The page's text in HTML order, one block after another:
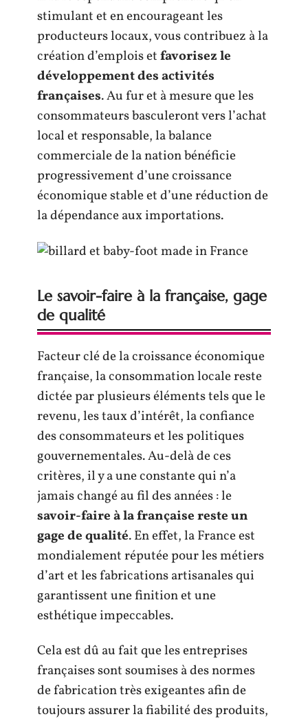
stimulant et en encourageant les
producteurs locaux, vous contribuez à la
création d’emplois etfavorisez le
développement des activités
françaises. Au fur et à mesure que les
consommateurs basculeront vers l’achat
local et responsable, la balance
commerciale de la nation bénéficie
progressivement d’une croissance
économique stable et d’une réduction de
la dépendance aux importations.
Le savoir-faire à la française, gage
de qualité
Facteur clé de la croissance économique
française, la consommation locale reste
dictée par plusieurs éléments tels que le
revenu, les taux d’intérêt, la confiance
des consommateurs et les politiques
gouvernementales. Au-delà de ces
critères, il y a une constante qui n’a
jamais changé au fil des années : le
savoir-faire à la française reste un
gage de qualité. En effet, la France est
mondialement réputée pour les métiers
d’art et les fabrications artisanales qui
garantissent une finition et une
esthétique impeccables.
Cela est dû au fait que les entreprises
françaises sont soumises à des normes
de fabrication très exigeantes afin de
toujours assurer la fiabilité des produits,